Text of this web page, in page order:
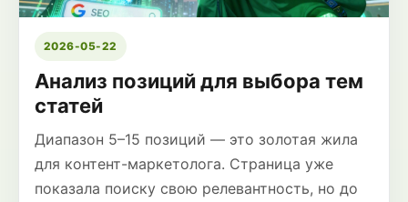
2026-05-22
Анализ позиций для выбора тем
статей
Диапазон 5–15 позиций — это золотая жила
для контент-маркетолога. Страница уже
показала поиску свою релевантность, но до